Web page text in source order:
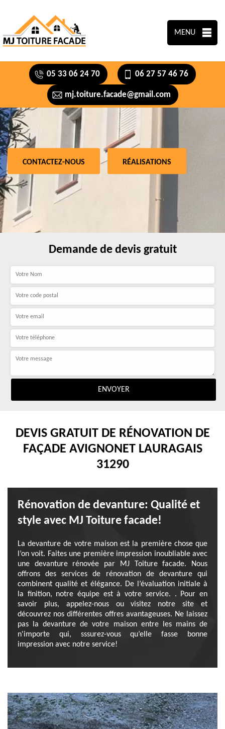
MENU
05 33 06 24 70 06 27 57 46 76
mj.toiture.facade@gmail.com
CONTACTEZ-NOUS RÉALISATIONS
Demande de devis gratuit
DEVIS GRATUIT DE RÉNOVATION DE
FAÇADE AVIGNONET LAURAGAIS
31290
Rénovation de devanture: Qualité et
style avec MJ Toiture facade!
La devanture de votre maison est la première chose que
l’on voit. Faites une première impression inoubliable avec
une devanture rénovée par MJ Toiture facade. Nous
offrons des services de rénovation de devanture qui
combinent qualité et élégance. De l’évaluation initiale à
la finition, notre équipe est à votre service. . Pour en
savoir plus, appelez-nous ou visitez notre site et
découvrez nos différentes offres avantageuses. Ne laissez
pas la devanture de votre maison entre les mains de
n'importe qui, sssurez-vous qu’elle fasse bonne
impression avec notre service!